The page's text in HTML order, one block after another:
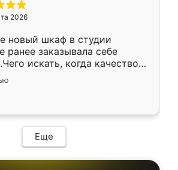
2026
новый шкаф в студии
ранее заказывала себе
искать, когда качеством
Служит кухня уже почти
нет.
Еще